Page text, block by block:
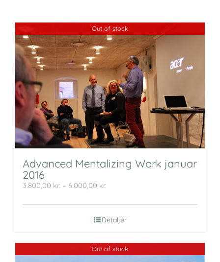
Out of stock
Advanced Mentalizing Work januar
2016
3.800,00 kr. – 6.000,00 kr.
til
Detaljer
Out of stock